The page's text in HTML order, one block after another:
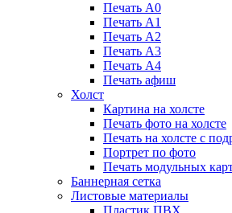
Печать А0
Печать А1
Печать А2
Печать А3
Печать А4
Печать афиш
Холст
Картина на холсте
Печать фото на холсте
Печать на холсте с
Портрет по фото
Печать модульных
Баннерная сетка
Листовые материалы
Пластик ПВХ